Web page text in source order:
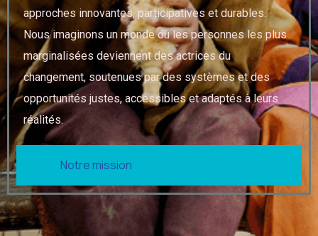
Notre mission
approches innovantes, participatives et durables.
Nous imaginons un monde où les personnes les plus
marginalisées deviennent des actrices du
changement, soutenues par des systèmes et des
opportunités justes, accessibles et adaptés à leurs
réalités.